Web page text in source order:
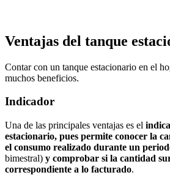
Ventajas del tanque
Contar con un tanque estacionario en el
muchos beneficios.
Indicador
Una de las principales ventajas es el
estacionario, pues permite conocer la
el consumo realizado durante un
bimestral) y comprobar si la cantidad
correspondiente a lo facturado.